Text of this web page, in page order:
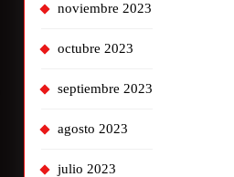
noviembre 2023
octubre 2023
septiembre 2023
agosto 2023
julio 2023